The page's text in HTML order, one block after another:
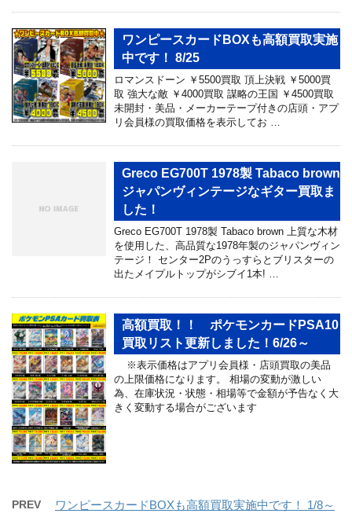
ワンピースカードBOXも高額買取実施
中です！ 8/25
ロマンスドーン ￥5500買取 頂上決戦 ￥5000買
取 強大な敵 ￥4000買取 謀略の王国 ￥4500買取
未開封・美品・メーカーテープ付きの店頭・アプ
リ会員様の買取価格を表示してお …
Greco EG700T 1978製 Tabaco brown
ジャパンヴィンテージなギター買取ま
した！
Greco EG700T 1978製 Tabaco brown 上質な木材
を使用した、高品質な1978年製のジャパンヴィン
テージ！ センター2Pのうっすらとブリスターの
出たメイプルトップがシブイ1本! …
高額買取！！ ポケモンカードPSA10
買取リスト更新しました！6/26～
※表示価格はアプリ会員様・店頭買取の美品
の上限価格になります。 相場の変動が激しい
為、在庫状況・状態・相場等で金額が予告なく大
きく変動する場合がございます
PREV ワンピースカードBOXも高額買取実施中です！ 1/8～